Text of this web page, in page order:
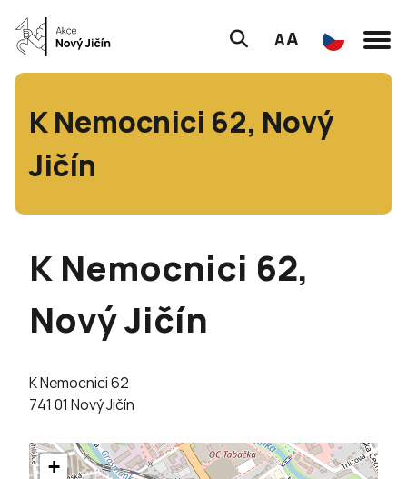
AA
K Nemocnici 62, Nový
Jičín
K Nemocnici 62,
Nový Jičín
K Nemocnici 62
741 01 Nový Jičín
+